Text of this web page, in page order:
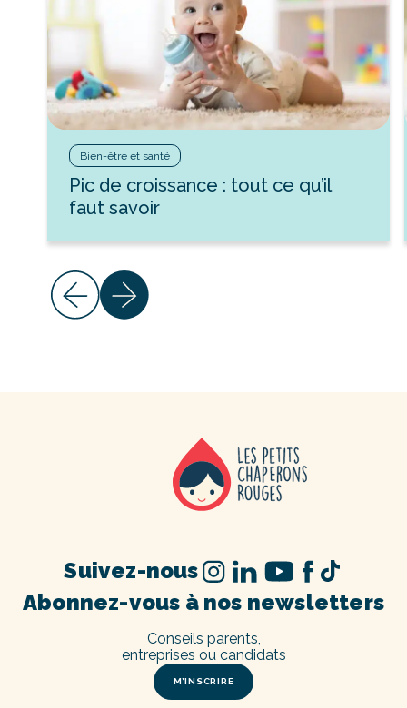
Bien-être et santé
Pic de croissance : tout ce qu’il
faut savoir
Abonnez-vous à nos newsletters
M’INSCRIRE
Conseils parents,
entreprises ou candidats
Suivez-nous